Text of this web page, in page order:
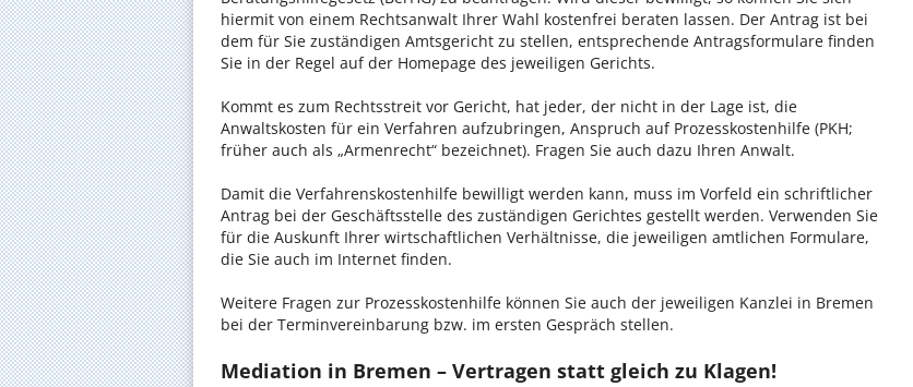
hiermit von einem Rechtsanwalt Ihrer Wahl kostenfrei beraten lassen. Der Antrag ist bei
dem für Sie zuständigen Amtsgericht zu stellen, entsprechende Antragsformulare finden
Sie in der Regel auf der Homepage des jeweiligen Gerichts.
Kommt es zum Rechtsstreit vor Gericht, hat jeder, der nicht in der Lage ist, die
Anwaltskosten für ein Verfahren aufzubringen, Anspruch auf Prozesskostenhilfe (PKH;
früher auch als „Armenrecht“ bezeichnet). Fragen Sie auch dazu Ihren Anwalt.
Damit die Verfahrenskostenhilfe bewilligt werden kann, muss im Vorfeld ein schriftlicher
Antrag bei der Geschäftsstelle des zuständigen Gerichtes gestellt werden. Verwenden Sie
für die Auskunft Ihrer wirtschaftlichen Verhältnisse, die jeweiligen amtlichen Formulare,
die Sie auch im Internet finden.
Weitere Fragen zur Prozesskostenhilfe können Sie auch der jeweiligen Kanzlei in Bremen
bei der Terminvereinbarung bzw. im ersten Gespräch stellen.
Mediation in Bremen – Vertragen statt gleich zu Klagen!